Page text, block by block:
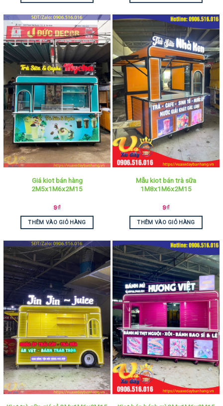
Giá kiot bán hàng
2M5x1M6x2M15
9₫
THÊM VÀO GIỎ HÀNG
Mẫu kiot bán trà sữa
1M8x1M6x2M15
9₫
THÊM VÀO GIỎ HÀNG